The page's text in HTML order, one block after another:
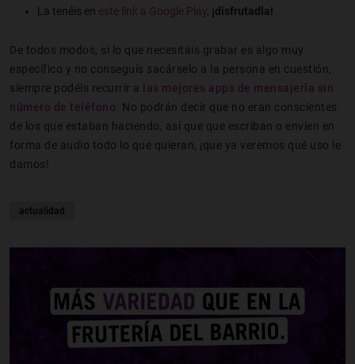
La tenéis en este link a Google Play ¡disfrutadla!
De todos modos, si lo que necesitáis grabar es algo muy
específico y no conseguís sacárselo a la persona en cuestión,
siempre podéis recurrir a las mejores apps de mensajería sin
número de teléfono . No podrán decir que no eran conscientes
de los que estaban haciendo, así que que escriban o envíen en
forma de audio todo lo que quieran, ¡que ya veremos qué uso le
damos!
actualidad